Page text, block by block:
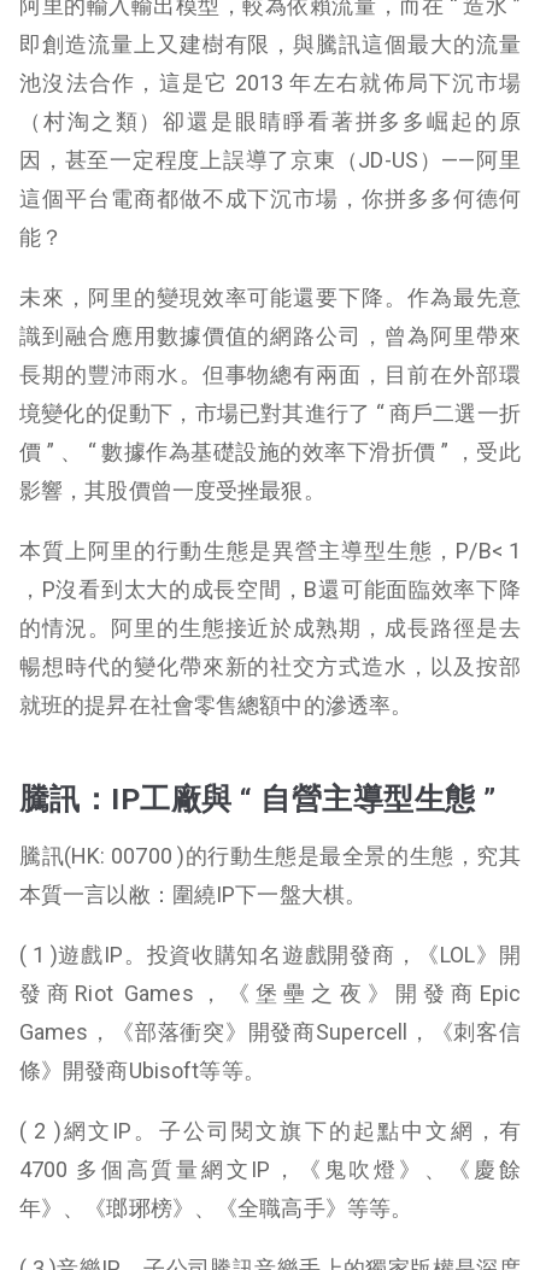
阿里的輸入輸出模型，較為依賴流量，而在 “ 造水 ”
即創造流量上又建樹有限，與騰訊這個最大的流量
池沒法合作，這是它 2013 年左右就佈局下沉市場
（村淘之類）卻還是眼睛睜看著拼多多崛起的原
因，甚至一定程度上誤導了京東（JD-US）——阿里
這個平台電商都做不成下沉市場，你拼多多何德何
能？
未來，阿里的變現效率可能還要下降。作為最先意
識到融合應用數據價值的網路公司，曾為阿里帶來
長期的豐沛雨水。但事物總有兩面，目前在外部環
境變化的促動下，市場已對其進行了 “ 商戶二選一折
價 ” 、 “ 數據作為基礎設施的效率下滑折價 ” ，受此
影響，其股價曾一度受挫最狠。
本質上阿里的行動生態是異營主導型生態，P/B< 1
，P沒看到太大的成長空間，B還可能面臨效率下降
的情況。阿里的生態接近於成熟期，成長路徑是去
暢想時代的變化帶來新的社交方式造水，以及按部
就班的提昇在社會零售總額中的滲透率。
騰訊：IP工廠與 “ 自營主導型生態 ”
騰訊(HK: 00700 )的行動生態是最全景的生態，究其
本質一言以敝：圍繞IP下一盤大棋。
( 1 )遊戲IP。投資收購知名遊戲開發商，《LOL》開
發商Riot Games，《堡壘之夜》開發商Epic
Games，《部落衝突》開發商Supercell，《刺客信
條》開發商Ubisoft等等。
( 2 )網文IP。子公司閱文旗下的起點中文網，有
4700 多個高質量網文IP，《鬼吹燈》、《慶餘
年》、《瑯琊榜》、《全職高手》等等。